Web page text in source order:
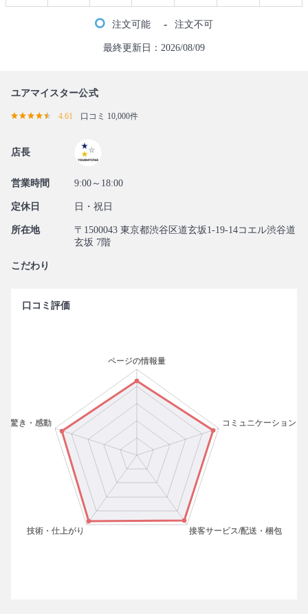
注文可能 - 注文不可
最終更新日：2026/08/09
ユアマイスター公式
4.61 口コミ 10,000件
店長
営業時間 9:00～18:00
定休日 日・祝日
所在地
〒1500043 東京都渋谷区道玄坂1-19-14コエル渋谷道
玄坂 7階
こだわり
口コミ評価